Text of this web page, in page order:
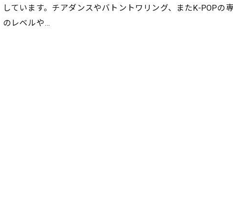
しています。チアダンスやバトントワリング、またK-POPの
のレベルや…